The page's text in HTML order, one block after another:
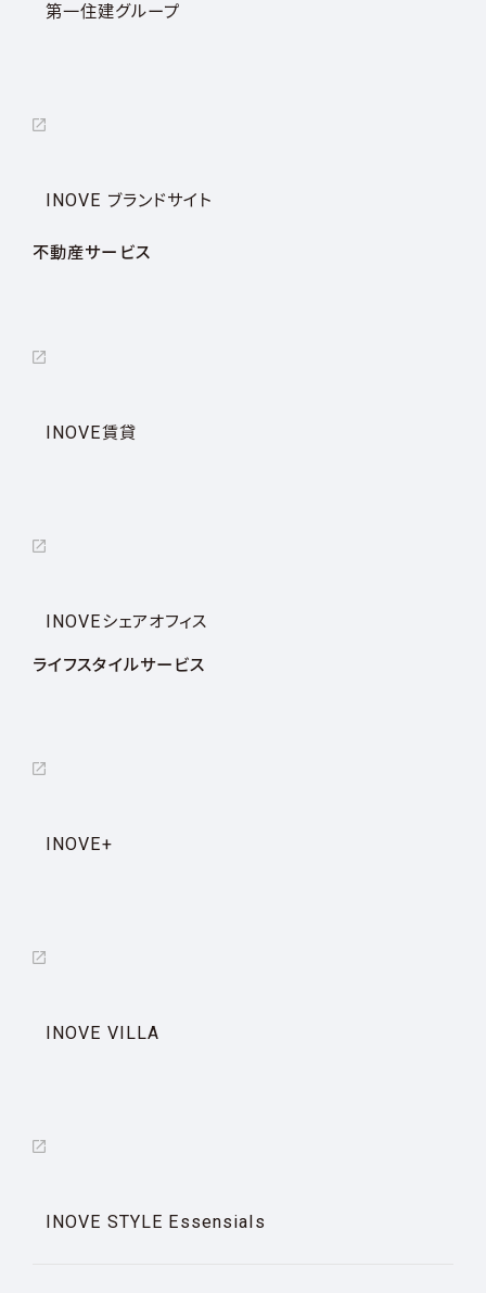
第一住建グループ
INOVE ブランドサイト
不動産サービス
INOVE賃貸
INOVEシェアオフィス
ライフスタイルサービス
INOVE+
INOVE VILLA
INOVE STYLE Essensials